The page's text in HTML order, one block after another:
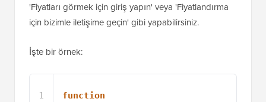
'Fiyatları görmek için giriş yapın' veya 'Fiyatlandırma
için bizimle iletişime geçin' gibi yapabilirsiniz.
İşte bir örnek:
1
function